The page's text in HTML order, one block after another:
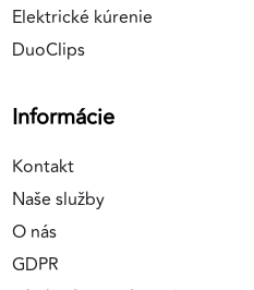
Elektrické kúrenie
DuoClips
Informácie
Kontakt
Naše služby
O nás
GDPR